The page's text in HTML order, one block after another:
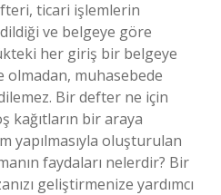
ticari işlemlerin
ve belgeye göre
her giriş bir belgeye
olmadan, muhasebede
Bir defter ne için
kağıtların bir araya
yapılmasıyla oluşturulan
faydaları nelerdir? Bir
geliştirmenize yardımcı